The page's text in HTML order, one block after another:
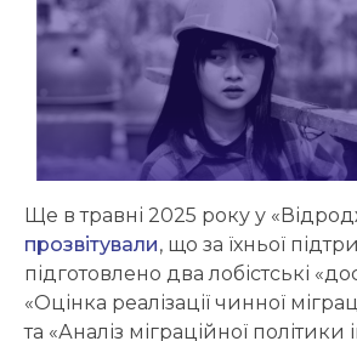
Ще в травні 2025 року у
прозвітували, що за їхньої
підготовлено два лобістські
«Оцінка реалізації чинної
та «Аналіз міграційної політики